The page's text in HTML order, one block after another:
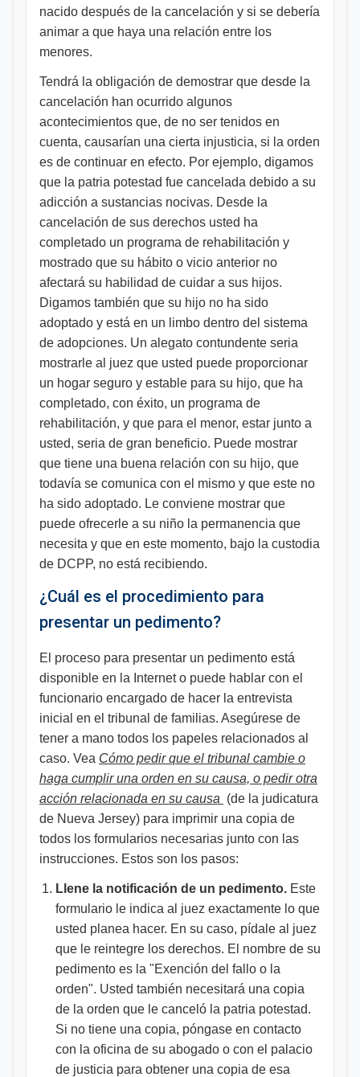
nacido después de la cancelación y si se debería
animar a que haya una relación entre los
menores.
Tendrá la obligación de demostrar que desde la
cancelación han ocurrido algunos
acontecimientos que, de no ser tenidos en
cuenta, causarían una cierta injusticia, si la orden
es de continuar en efecto. Por ejemplo, digamos
que la patria potestad fue cancelada debido a su
adicción a sustancias nocivas. Desde la
cancelación de sus derechos usted ha
completado un programa de rehabilitación y
mostrado que su hábito o vicio anterior no
afectará su habilidad de cuidar a sus hijos.
Digamos también que su hijo no ha sido
adoptado y está en un limbo dentro del sistema
de adopciones. Un alegato contundente seria
mostrarle al juez que usted puede proporcionar
un hogar seguro y estable para su hijo, que ha
completado, con éxito, un programa de
rehabilitación, y que para el menor, estar junto a
usted, seria de gran beneficio. Puede mostrar
que tiene una buena relación con su hijo, que
todavía se comunica con el mismo y que este no
ha sido adoptado. Le conviene mostrar que
puede ofrecerle a su niño la permanencia que
necesita y que en este momento, bajo la custodia
de DCPP, no está recibiendo.
¿Cuál es el procedimiento para
presentar un pedimento?
El proceso para presentar un pedimento está
disponible en la Internet o puede hablar con el
funcionario encargado de hacer la entrevista
inicial en el tribunal de familias. Asegúrese de
tener a mano todos los papeles relacionados al
caso. Vea Cómo pedir que el tribunal cambie o
haga cumplir una orden en su causa, o pedir otra
acción relacionada en su causa (de la judicatura
de Nueva Jersey) para imprimir una copia de
todos los formularios necesarias junto con las
instrucciones. Estos son los pasos:
Llene la notificación de un pedimento. Este
formulario le indica al juez exactamente lo que
usted planea hacer. En su caso, pídale al juez
que le reintegre los derechos. El nombre de su
pedimento es la "Exención del fallo o la
orden". Usted también necesitará una copia
de la orden que le canceló la patria potestad.
Si no tiene una copia, póngase en contacto
con la oficina de su abogado o con el palacio
de justicia para obtener una copia de esa